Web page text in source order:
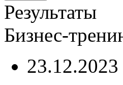
Результаты
Бизнес-
23.12.2023